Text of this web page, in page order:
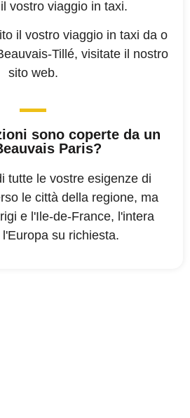
vostro viaggio in taxi.
il vostro viaggio in taxi da o
Tillé, visitate il nostro
sito web.
sono coperte da un
Paris?
tutte le vostre esigenze di
le città della regione, ma
e l'Ile-de-France, l'intera
su richiesta.